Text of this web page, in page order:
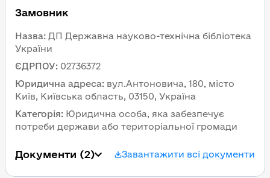
Замовник
Назва: ДП Державна науково-технічна бібліотека
України
ЄДРПОУ: 02736372
Юридична адреса: вул.Антоновича, 180, місто
Київ, Київська область, 03150, Україна
Категорія: Юридична особа, яка забезпечує
потреби держави або територіальної громади
Документи (2) Завантажити всі документи